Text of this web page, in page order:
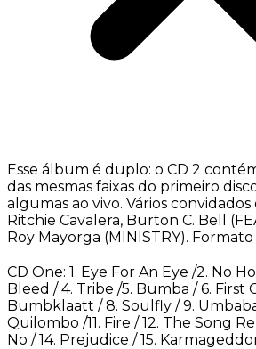
Esse álbum é duplo: o CD 2
das mesmas faixas do primeiro
algumas ao vivo. Vários convidados
Ritchie Cavalera, Burton C. Bell
Roy Mayorga (MINISTRY). Formato
CD One: 1. Eye For An Eye /2. No
Bleed / 4. Tribe /5. Bumba / 6. First
Bumbklaatt / 8. Soulfly / 9.
Quilombo /11. Fire / 12. The Song
No / 14. Prejudice / 15.